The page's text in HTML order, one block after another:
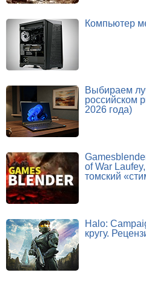
Компьютер
Выбираем
российском
2026 года)
of War
томский
Halo:
кругу.